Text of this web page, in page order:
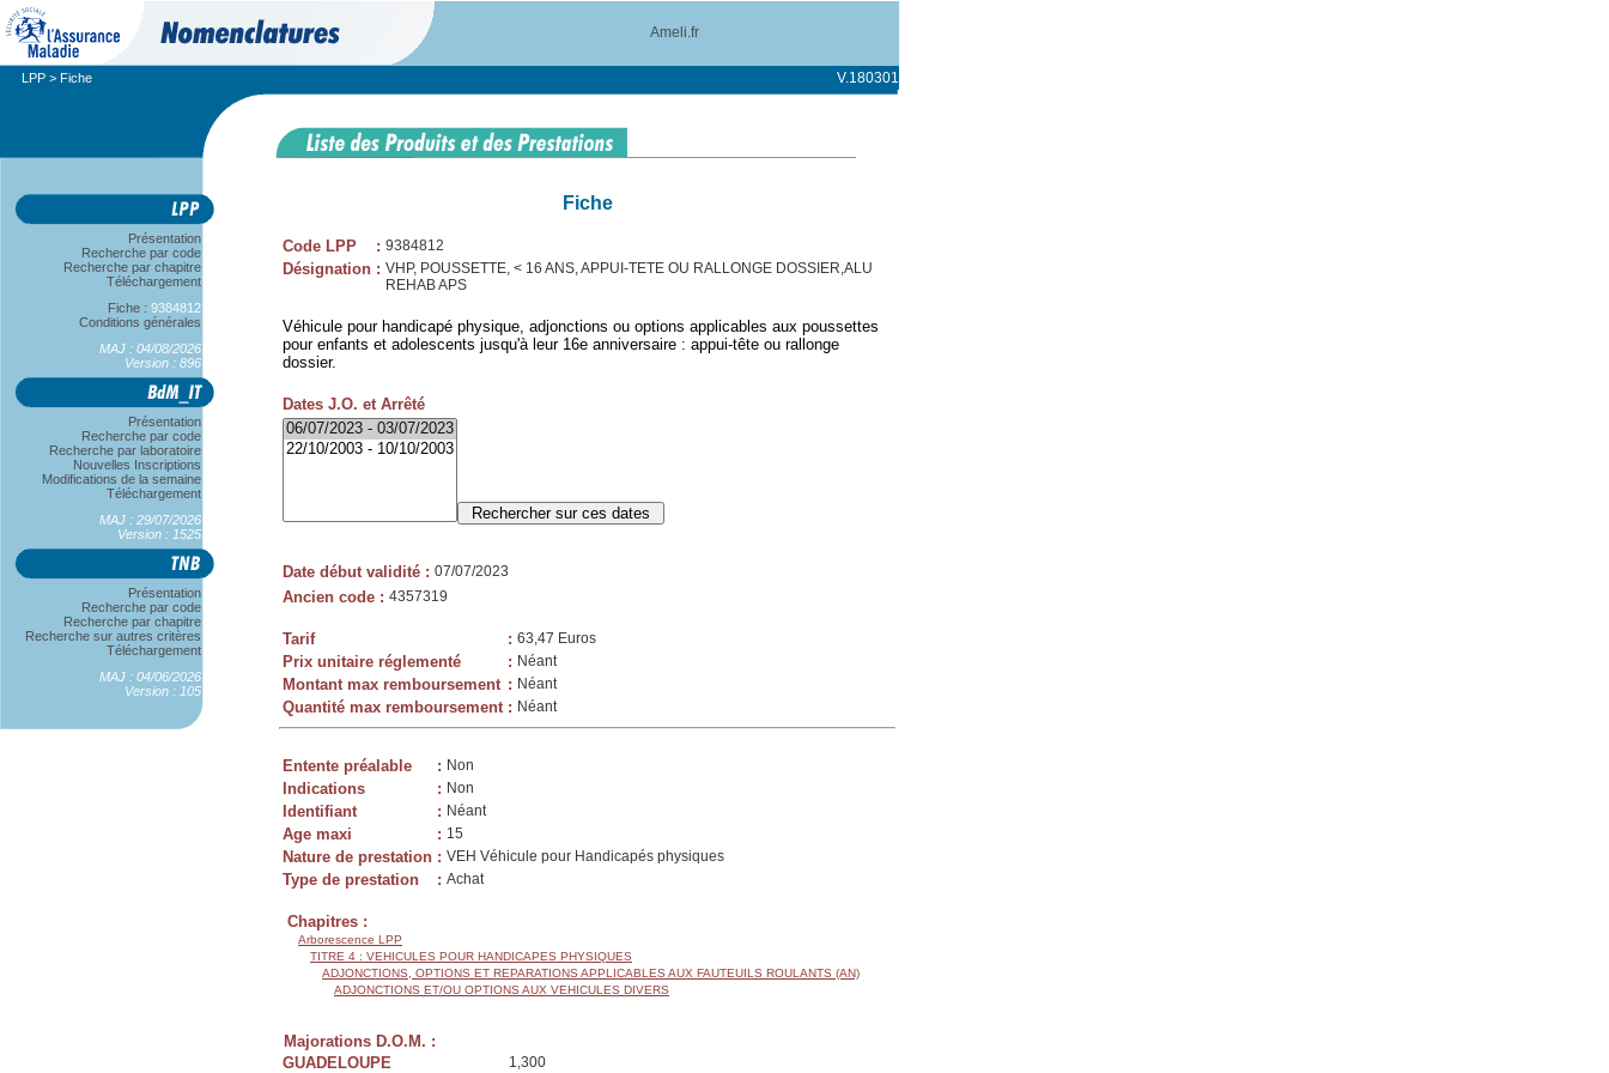
Ameli.fr
LPP > Fiche V.180301
Présentation
Recherche par code
Recherche par chapitre
Téléchargement
Fiche : 9384812
Conditions générales
MAJ : 04/08/2026
Version : 896
Présentation
Recherche par code
Recherche par laboratoire
Nouvelles Inscriptions
Modifications de la semaine
Téléchargement
MAJ : 29/07/2026
Version : 1525
Présentation
Recherche par code
Recherche par chapitre
Recherche sur autres critères
Téléchargement
MAJ : 04/06/2026
Version : 105
Fiche
Code LPP : 9384812
Désignation : VHP, POUSSETTE, < 16 ANS, APPUI-TETE OU RALLONGE DOSSIER,ALU
REHAB APS
Véhicule pour handicapé physique, adjonctions ou options applicables aux poussettes
pour enfants et adolescents jusqu'à leur 16e anniversaire : appui-tête ou rallonge
dossier.
Dates J.O. et Arrêté
Date début validité : 07/07/2023
Ancien code : 4357319
Tarif : 63,47 Euros
Prix unitaire réglementé : Néant
Montant max remboursement : Néant
Quantité max remboursement : Néant
Entente préalable : Non
Indications : Non
Identifiant : Néant
Age maxi : 15
Nature de prestation : VEH Véhicule pour Handicapés physiques
Type de prestation : Achat
Chapitres :
Arborescence LPP
TITRE 4 : VEHICULES POUR HANDICAPES PHYSIQUES
ADJONCTIONS, OPTIONS ET REPARATIONS APPLICABLES AUX FAUTEUILS ROULANTS (AN)
ADJONCTIONS ET/OU OPTIONS AUX VEHICULES DIVERS
Majorations D.O.M. :
GUADELOUPE
1,300